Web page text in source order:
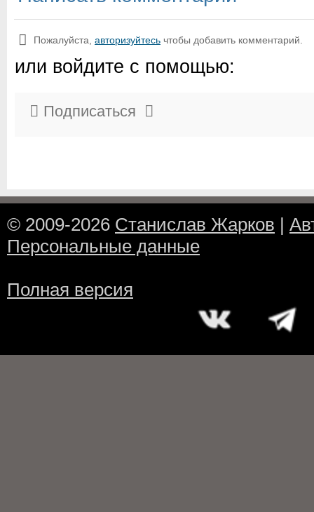
Пожалуйста, авторизуйтесь чтобы добавить комментарий.
или войдите с помощью:
Подписаться
© 2009-2026 Станислав Жарков |
Персональные данные
Полная версия